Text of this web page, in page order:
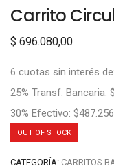
Carrito
$ 696.080,00
6 cuotas sin interés
25% Transf. Bancaria:
30% Efectivo:
OUT OF STOCK
CATEGORÍA: CARRITOS